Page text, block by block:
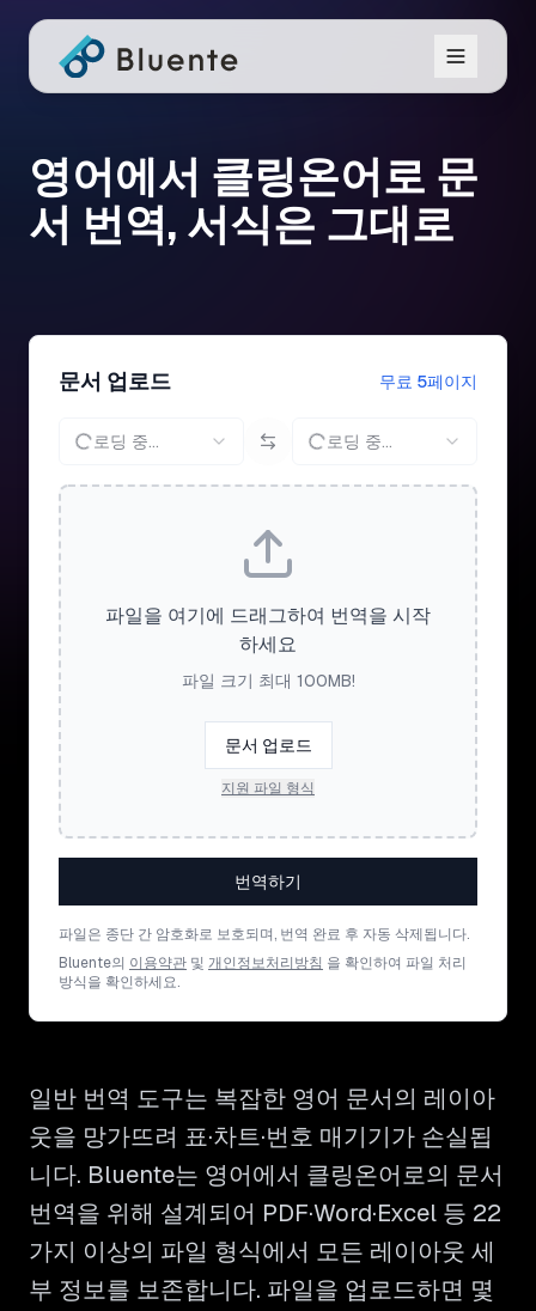
영어에서 클링온어로 문
서 번역, 서식은 그대로
문서 업로드 무료 5페이지
로딩 중... 로딩 중...
파일을 여기에 드래그하여 번역을 시작
하세요
파일 크기 최대 100MB!
문서 업로드
지원 파일 형식
번역하기
파일은 종단 간 암호화로 보호되며, 번역 완료 후 자동 삭제됩니다.
Bluente의 이용약관 및 개인정보처리방침 을 확인하여 파일 처리
방식을 확인하세요.
일반 번역 도구는 복잡한 영어 문서의 레이아
웃을 망가뜨려 표·차트·번호 매기기가 손실됩
니다. Bluente는 영어에서 클링온어로의 문서
번역을 위해 설계되어 PDF·Word·Excel 등 22
가지 이상의 파일 형식에서 모든 레이아웃 세
부 정보를 보존합니다. 파일을 업로드하면 몇